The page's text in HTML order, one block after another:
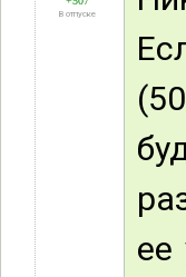
В отпуске
ее